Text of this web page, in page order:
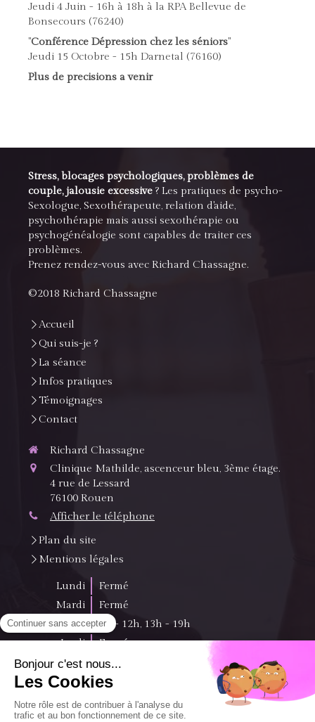
Jeudi 4 Juin - 16h à 18h à la RPA Bellevue de
Bonsecours (76240)
"Conférence Dépression chez les séniors"
Jeudi 15 Octobre - 15h Darnetal (76160)
Plus de precisions a venir
Stress, blocages psychologiques, problèmes de
couple, jalousie excessive ? Les pratiques de psycho-
Sexologue, Sexothérapeute, relation d'aide,
psychothérapie mais aussi sexothérapie ou
psychogénéalogie sont capables de traiter ces
problèmes.
Prenez rendez-vous avec Richard Chassagne.
©2018 Richard Chassagne
Accueil
Qui suis-je ?
La séance
Infos pratiques
Témoignages
Contact
Richard Chassagne
Clinique Mathilde, ascenceur bleu, 3ème étage.
4 rue de Lessard
76100 Rouen
Afficher le téléphone
Plan du site
Mentions légales
Lundi
Fermé
Mardi
Fermé
Mercredi
9h - 12h, 13h - 19h
Jeudi
Fermé
Vendredi
Fermé
Samedi
Fermé
Dimanche
Fermé